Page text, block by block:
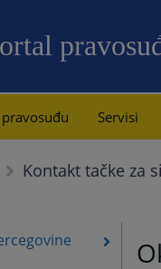
Servisi
Kontakt tačke za